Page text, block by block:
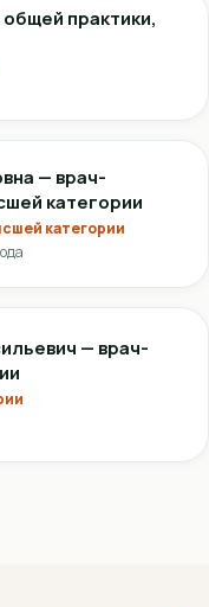
практики,
— врач-
категории
категории
— врач-